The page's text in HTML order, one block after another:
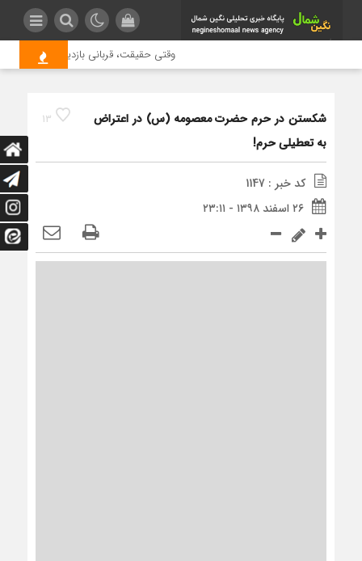
وقتی حقیقت، قربانی بازدید بیشتر می
13
شکستن در حرم حضرت معصومه (س) در اعتراض
به تعطیلی حرم!
کد خبر : 1147
۲۶ اسفند ۱۳۹۸ - ۲۳:۱۱